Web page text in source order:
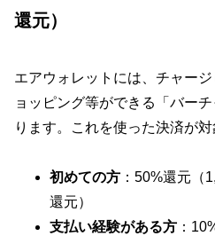
還元）
エアウォレットには、チャー
ョッピング等ができる「バー
ります。これを使った決済が対
初めての方 ：50%還元（
還元）
支払い経験がある方 ：